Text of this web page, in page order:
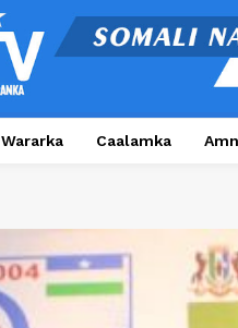
Wararka Caalamka